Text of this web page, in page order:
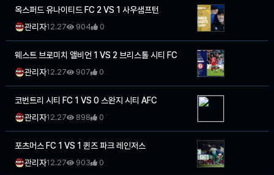
옥스퍼드 유나이티드 FC 2 VS 1 사우샘프턴
관리자12.27 904 0
웨스트 브로미치 앨비언 1 VS 2 브리스톨 시티 FC
관리자12.27 907 0
코번트리 시티 FC 1 VS 0 스완지 시티 AFC
관리자12.27 898 0
포츠머스 FC 1 VS 1 퀸즈 파크 레인저스
관리자12.27 903 0